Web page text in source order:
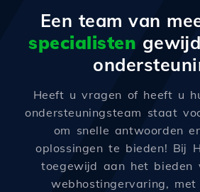
Een team van
specialisten
Heeft u vragen of heeft u
ondersteuningsteam staat
om snelle antwoorden
oplossingen te bieden! Bij
toegewijd aan het bieden
webhostingervaring, met